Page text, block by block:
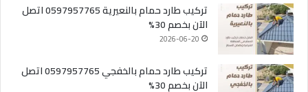
تركيب طارد حمام بالنعيرية 0597957765 اتصل
الآن بخصم 30%
2026-06-20
تركيب طارد حمام بالخفجي 0597957765 اتصل
الآن بخصم 30%